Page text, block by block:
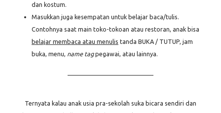
dan kostum.
Masukkan juga kesempatan untuk belajar baca/tulis.
Contohnya saat main toko-tokoan atau restoran, anak bisa
belajar membaca atau menulis tanda BUKA / TUTUP, jam
buka, menu, name tagpegawai, atau lainnya.
Ternyata kalau anak usia pra-sekolah suka bicara sendiri dan